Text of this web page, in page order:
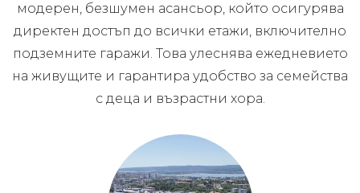
модерен, безшумен асансьор, който осигурява
директен достъп до всички етажи, включително
подземните гаражи. Това улеснява ежедневието
на живущите и гарантира удобство за семейства
с деца и възрастни хора.